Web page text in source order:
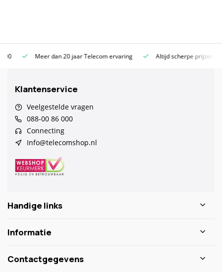
Meer dan 20 jaar Telecom ervaring Altijd scherpe prijzen
Klantenservice
Veelgestelde vragen
088-00 86 000
Connecting
Info@telecomshop.nl
Handige links
Informatie
Contactgegevens